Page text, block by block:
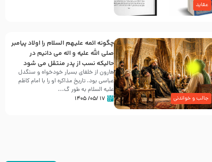
عقاید
جالب و خواندنی
چگونه ائمه علیهم السلام را اولاد پیامبر
صلی الله علیه و اله می دانیم در
حالیکه نسب از پدر منتقل می شود
هارون از خلفای بسیار خودخواه و سنگدل
عباسی بود. تاریخ مذاکره او را با امام کاظم
علیه السلام به طور گ...
۱۷ /۰۵/ ۱۴۰۵